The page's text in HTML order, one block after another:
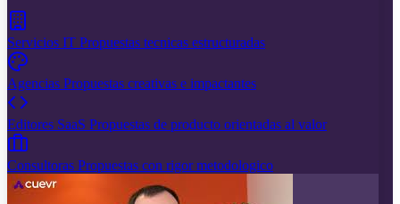
Servicios IT Propuestas tecnicas estructuradas
Agencias Propuestas creativas e impactantes
Editores SaaS Propuestas de producto orientadas al valor
Consultoras Propuestas con rigor metodologico